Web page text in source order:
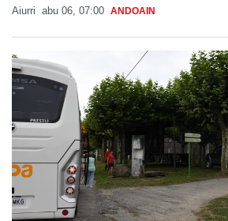
Aiurri abu 06, 07:00 ANDOAIN